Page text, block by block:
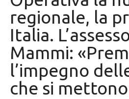
regionale, la
Italia.
Mammi:
l’impegno
che si